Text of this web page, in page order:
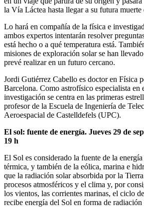
la Vía Láctea hasta llegar a su futura muerte
Lo hará en compañía de la física e
ambos expertos intentarán resolver
está hecho o a qué temperatura está.
misiones de exploración solar se han
prevé realizar en un futuro cercano.
Jordi Gutiérrez Cabello es doctor en Física
Barcelona. Como astrofísico especialista en
investigación se centra en las primeras
profesor de la Escuela de Ingeniería de
Aeroespacial de Castelldefels (UPC).
El sol: fuente de energía. Jueves 29 de
19 h
El Sol es considerado la fuente de la
térmica, y también de la eólica, marina e
que la radiación solar absorbida por la
procesos atmosféricos y el clima y, por
los vientos, las corrientes marinas, el ciclo
recibe energía del Sol en forma de radiación